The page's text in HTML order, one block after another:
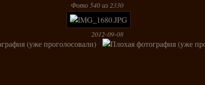
Фото 540 из 2330
2012-09-08